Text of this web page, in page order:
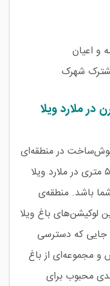
و اعیان
شهرک
و مدرن در ملارد ویلا
خوش‌ساخت در منطقه‌ای
سرسبز و امن هستید، این باغ ویلا ۵۰۰ متری در ملارد ویلا
باشد. منطقه‌ی
لوکیشن‌های باغ ویلا
جایی که دسترسی
مجموعه‌ای از باغ
محبوب برای